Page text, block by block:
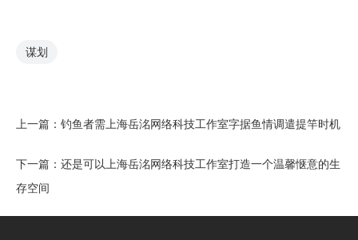
谋划
上一篇： 钓鱼者需上海岳洺网络科技工作室字据鱼情调遣提竿时机
下一篇： 还是可以上海岳洺网络科技工作室打造一个温馨惬意的生
存空间